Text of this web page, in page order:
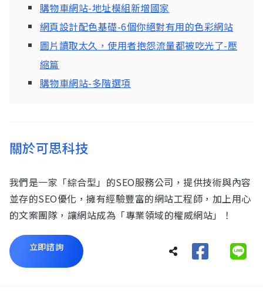
購物車網站-地址模組新增國家
網頁設計配色基礎-6個你絕對有用的色彩網站
圖片讀取太久，使用者抱怨流量都被吃光了-壓
縮篇
購物車網站-多階選項
關於可思科技
我們是一家「綜合型」的SEO服務公司，提供技術與內容
並存的SEO優化，擁有經驗豐富的網站工程師，加上用心
的文案團隊，讓網站成為「專業領域的權威網站」！
立即諮詢